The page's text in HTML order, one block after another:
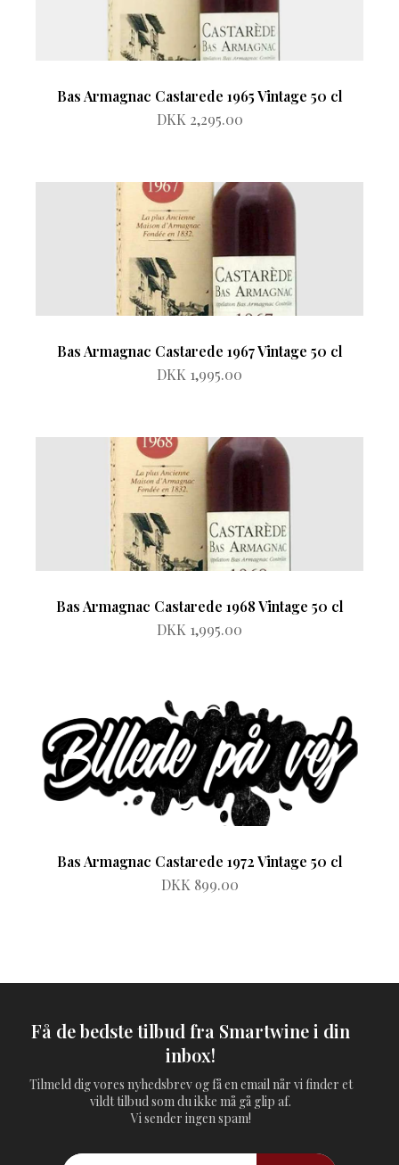
Bas Armagnac Castarede 1965 Vintage 50 cl
DKK 2,295.00
Bas Armagnac Castarede 1967 Vintage 50 cl
DKK 1,995.00
Bas Armagnac Castarede 1968 Vintage 50 cl
DKK 1,995.00
Bas Armagnac Castarede 1972 Vintage 50 cl
DKK 899.00
Få de bedste tilbud fra Smartwine i din
inbox!
Tilmeld dig vores nyhedsbrev og få en email når vi finder et
vildt tilbud som du ikke må gå glip af.
Vi sender ingen spam!